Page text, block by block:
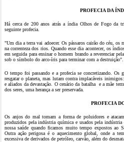
PROFECIA DA
Há cerca de 200 anos atrás a índia Olhos de Fogo da
seguinte profecia.
"Um dia a terra vai adoecer. Os pássaros cairão do céu, os
na correnteza dos rios. Quando esse dia acontecer, os
em seguida para ensinar o homem brando a reverenciar
sob o símbolo do arco-íris para terminar com a destruição".
O tempo foi passando e a profecia se concretizando. Os
resgatar o planeta, mas lutam contra implacáveis
e aliados da devastação. O cenário da batalha e a mãe
dos seres, uma herança a ser preservada.
PROFECIA
Os anjos do mal tomam a forma de poluidores e
produzidos pela indústria química e usados pela indústria
nossa saúde quando ficamos muito tempo expostos ao
Outra ação perigosa é o aquecimento global, onde a
excessiva de derivados de petróleo, carvão, além do